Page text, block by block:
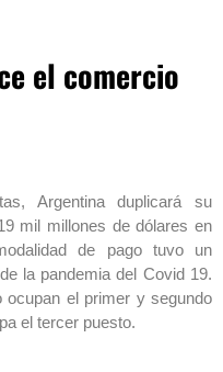
el comercio
Argentina duplicará su
mil millones de dólares en
de pago tuvo un
la pandemia del Covid 19.
el primer y segundo
el tercer puesto.